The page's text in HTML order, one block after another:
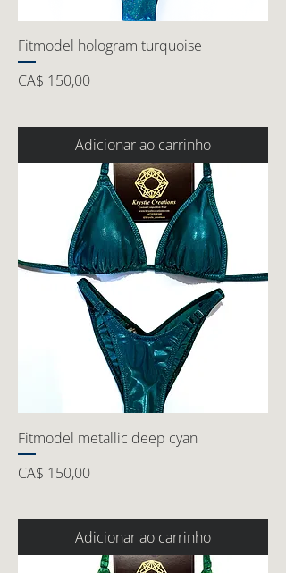
Fitmodel hologram turquoise
Preço
CA$ 150,00
Adicionar ao carrinho
Fitmodel metallic deep cyan
Preço
CA$ 150,00
Adicionar ao carrinho